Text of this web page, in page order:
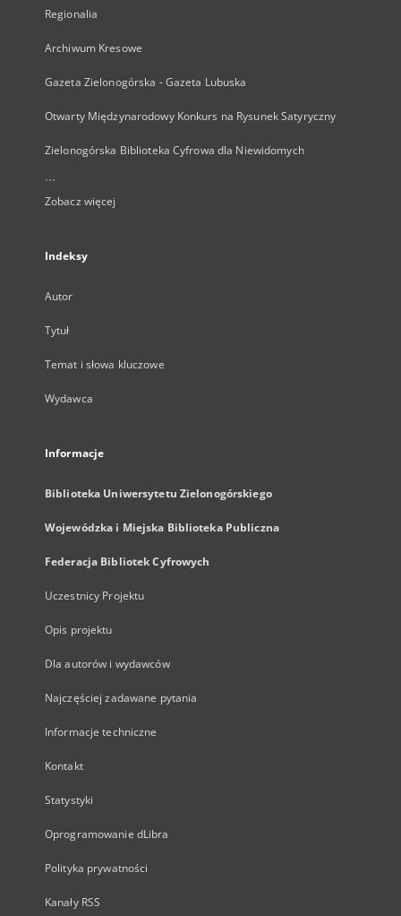
Regionalia
Archiwum Kresowe
Gazeta Zielonogórska - Gazeta Lubuska
Otwarty Międzynarodowy Konkurs na Rysunek Satyryczny
Zielonogórska Biblioteka Cyfrowa dla Niewidomych
...
Zobacz więcej
Indeksy
Autor
Tytuł
Temat i słowa kluczowe
Wydawca
Informacje
Biblioteka Uniwersytetu Zielonogórskiego
Wojewódzka i Miejska Biblioteka Publiczna
Federacja Bibliotek Cyfrowych
Uczestnicy Projektu
Opis projektu
Dla autorów i wydawców
Najczęściej zadawane pytania
Informacje techniczne
Kontakt
Statystyki
Oprogramowanie dLibra
Polityka prywatności
Kanały RSS